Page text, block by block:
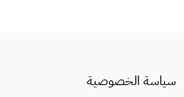
سياسة الخصوصية